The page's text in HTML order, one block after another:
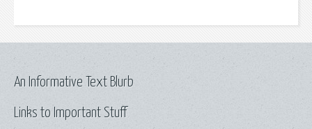
Links to Important Stuff
An Informative Text Blurb